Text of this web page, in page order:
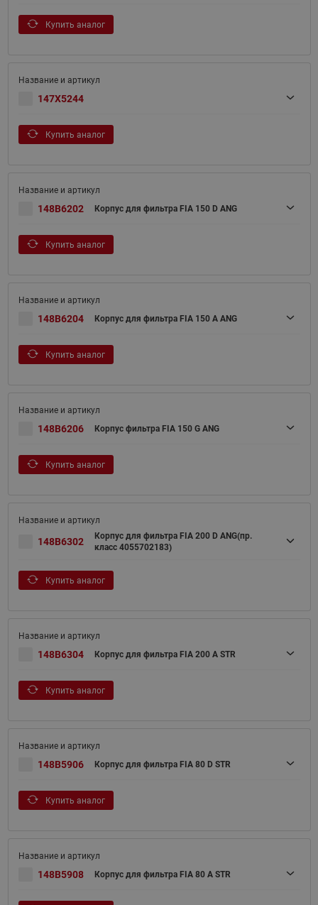
Купить аналог
147X5244
Купить аналог
148B6202 Корпус для фильтра FIA 150 D ANG
Купить аналог
148B6204 Корпус для фильтра FIA 150 A ANG
Купить аналог
148B6206 Корпус фильтра FIA 150 G ANG
Купить аналог
148B6302
Корпус для фильтра FIA 200 D ANG(пр.
класс 4055702183)
Купить аналог
148B6304 Корпус для фильтра FIA 200 A STR
Купить аналог
148B5906 Корпус для фильтра FIA 80 D STR
Купить аналог
148B5908 Корпус для фильтра FIA 80 A STR